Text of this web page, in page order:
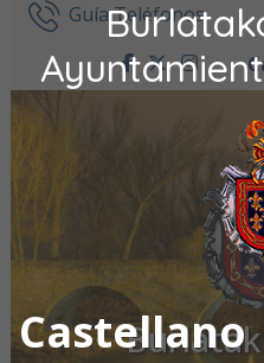
Castellano
Ir al contenidoGuía Teléfonos
facebook
twitter